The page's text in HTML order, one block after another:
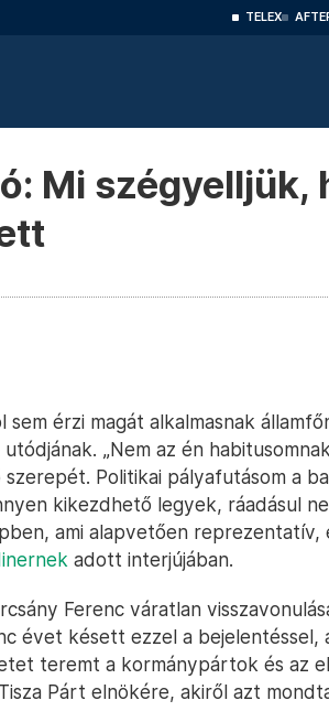
TELEX
Mi
érzi magát alkalmasnak
„Nem az én
Politikai pályafutásom a
kikezdhető legyek, ráadásul
ami alapvetően reprezentatív,
adott interjújában.
Ferenc váratlan
évet késett ezzel a bejelentéssel,
teremt a kormánypártok és az
Párt elnökére, akiről azt